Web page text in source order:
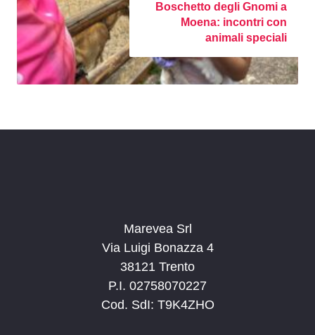
Boschetto degli Gnomi a
Moena: incontri con
animali speciali
Marevea Srl
Via Luigi Bonazza 4
38121 Trento
P.I. 02758070227
Cod. SdI: T9K4ZHO